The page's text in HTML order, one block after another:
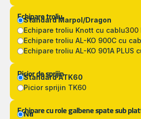
Echipare troliu
Standard Marpol/Dragon
Echipare troliu Knott cu cablu300
Echipare troliu AL-KO 900C cu
Echipare troliu AL-KO 901A PLUS
Picior de sprijin
Standard ATK60
Picior sprijin TK60
Echipare cu role galbene spate sub
Nu